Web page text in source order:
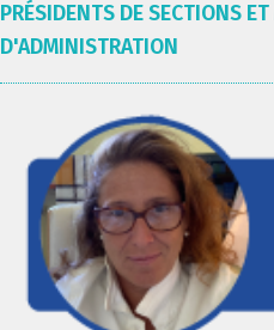
PRÉSIDENTS DE SECTIONS
D'ADMINISTRATION